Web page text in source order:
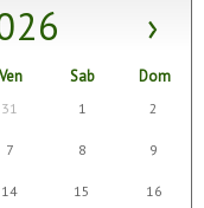
›
Ven Sab Dom
31 1 2
7 8 9
14 15 16